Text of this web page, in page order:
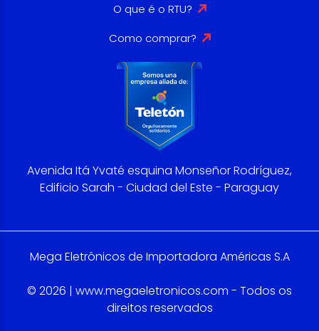
O que é o RTU?
Como comprar?
Avenida Itá Yvaté esquina Monseñor Rodríguez,
Edificio Sarah - Ciudad del Este - Paraguay
Mega Eletrônicos de Importadora Américas S.A
© 2026 | www.megaeletronicos.com - Todos os
direitos reservados